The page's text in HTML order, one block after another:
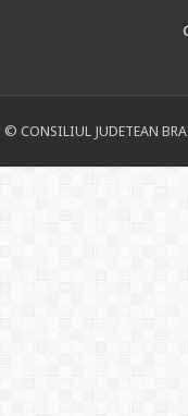
© CONSILIUL JUDETEAN